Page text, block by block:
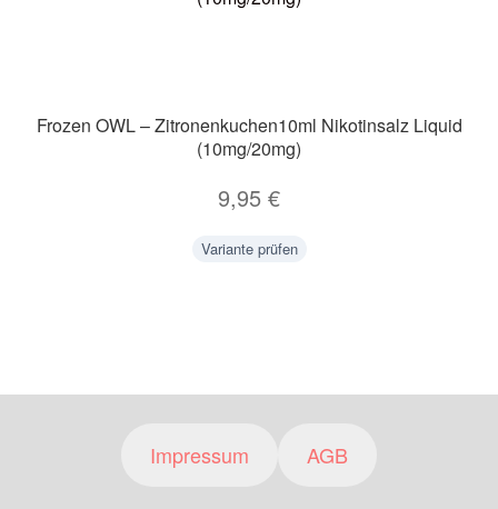
Frozen OWL – Zitronenkuchen10ml Nikotinsalz Liquid
(10mg/20mg)
9,95 €
Variante prüfen
Impressum AGB